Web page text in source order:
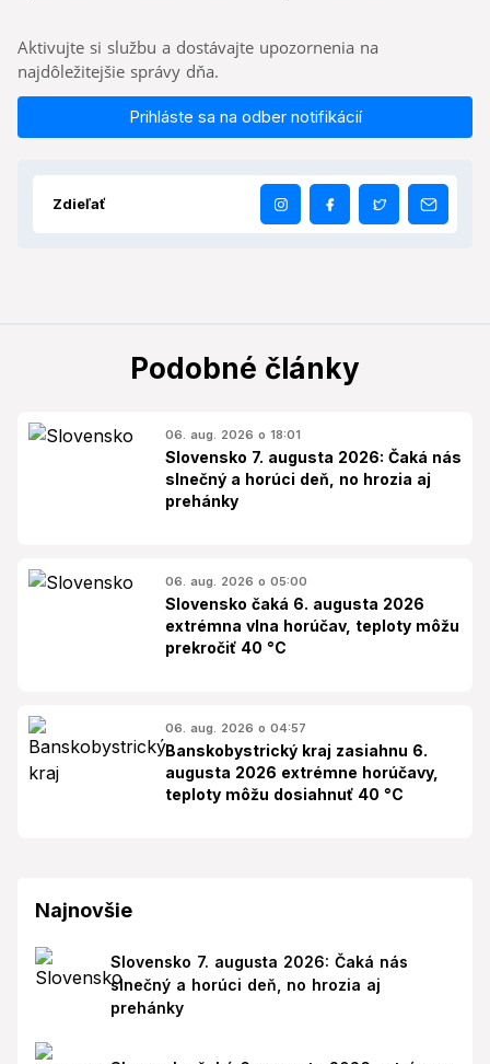
Aktivujte si službu a dostávajte upozornenia na
najdôležitejšie správy dňa.
Prihláste sa na odber notifikácií
Zdieľať
Podobné články
06. aug. 2026 o 18:01
Slovensko 7. augusta 2026: Čaká nás
slnečný a horúci deň, no hrozia aj
prehánky
06. aug. 2026 o 05:00
Slovensko čaká 6. augusta 2026
extrémna vlna horúčav, teploty môžu
prekročiť 40 °C
06. aug. 2026 o 04:57
Banskobystrický kraj zasiahnu 6.
augusta 2026 extrémne horúčavy,
teploty môžu dosiahnuť 40 °C
Najnovšie
Slovensko 7. augusta 2026: Čaká nás
slnečný a horúci deň, no hrozia aj
prehánky